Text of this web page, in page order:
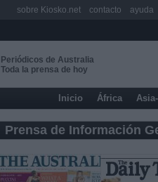
Periódicos de Australia
Toda la prensa de hoy
Inicio África
Prensa de Información
sobre Kiosko.net contacto ayuda